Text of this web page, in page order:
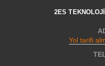
2ES
Yol tarifi